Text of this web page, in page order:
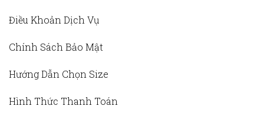
Điều Khoản Dịch Vụ
Chính Sách Bảo Mật
Hướng Dẫn Chọn Size
Hình Thức Thanh Toán